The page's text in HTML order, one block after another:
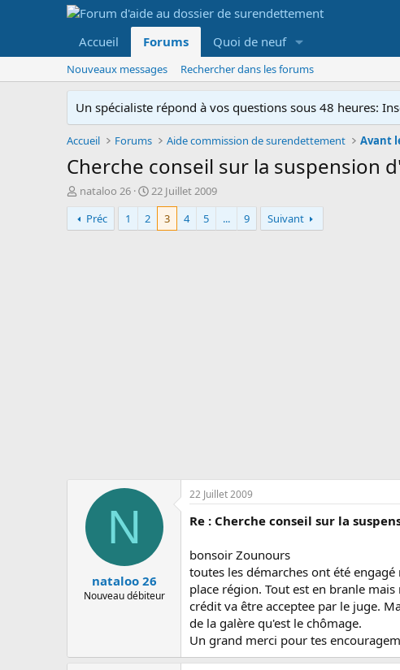
Accueil Forums Quoi de neuf
Nouveaux messages Rechercher dans les forums
Un spécialiste répond à vos questions sous 48 heures:
Accueil Forums Aide commission de surendettement Avant
Cherche conseil sur la suspension
A
u
t
e
nataloo 26
D
a
e
22 Juillet 2009
Préc
1 2 3 4 5 ... 9 Suivant
N
nataloo 26
Nouveau débiteur
22 Juillet 2009
Re : Cherche conseil sur la
bonsoir Zounours
toutes les démarches ont été
place région. Tout est en branle
crédit va être acceptee par le juge.
de la galère qu'est le chômage.
Un grand merci pour tes